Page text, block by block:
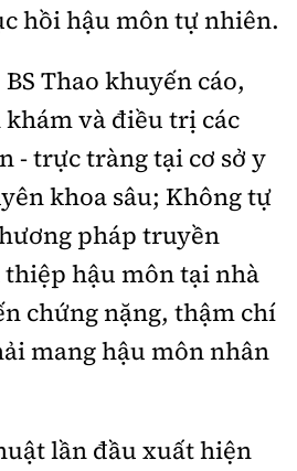
hồi hậu môn tự nhiên.
Thao khuyến cáo,
và điều trị các
- trực tràng tại cơ sở y
khoa sâu; Không tự
pháp truyền
hậu môn tại nhà
chứng nặng, thậm chí
mang hậu môn nhân
lần đầu xuất hiện